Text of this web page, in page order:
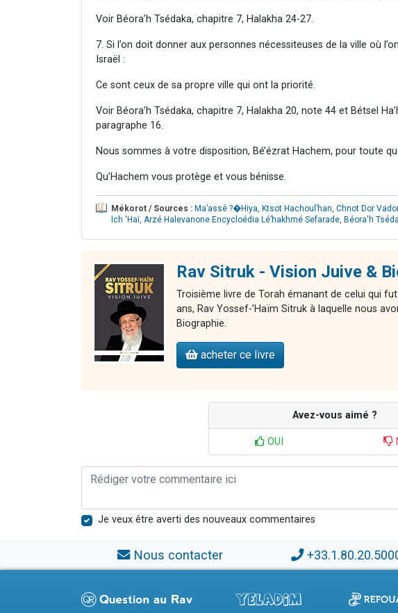
Voir Béora’h Tsédaka, chapitre 7, Halakha 24-27.
7. Si l’on doit donner aux personnes nécessiteuses de la ville où
Israël :
Ce sont ceux de sa propre ville qui ont la priorité.
Voir Béora’h Tsédaka, chapitre 7, Halakha 20, note 44 et Bétsel
paragraphe 16.
Nous sommes à votre disposition, Bé’ézrat Hachem, pour toute
Qu’Hachem vous protège et vous bénisse.
Mékorot / Sources : Ma’assé ?�Hiya Ktsot Hachoul’han Chnot Dor Vador
Ich 'Haï, Arzé Halevanone Encycloédia Lé’hakhmé Sefarade Béora'h
Rav Sitruk - Vision Juive &
Troisième livre de Torah émanant de celui qui
ans, Rav Yossef-’Haïm Sitruk à laquelle nous
Biographie.
acheter ce livre
Avez-vous aimé ?
OUI
Je veux être averti des nouveaux commentaires
Nous contacter